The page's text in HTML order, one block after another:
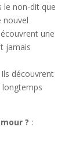
le non-dit que
nouvel
une
jamais
découvrent
longtemps
? :